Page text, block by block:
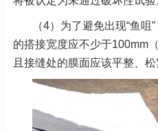
（4）为了避免出现“鱼
的搭接宽度应不少于100mm
且接缝处的膜面应该平整、松